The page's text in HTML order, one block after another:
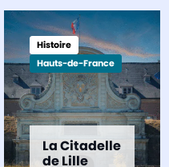
Histoire
Hauts-de-France
La Citadelle
de Lille